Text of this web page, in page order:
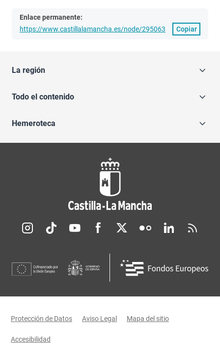
Enlace permanente:
https://www.castillalamancha.es/node/295063
Copiar
La región
Todo el contenido
Hemeroteca
Redes sociales JCCM
Menú legal
Protección de Datos Aviso Legal Mapa del sitio
Accesibilidad